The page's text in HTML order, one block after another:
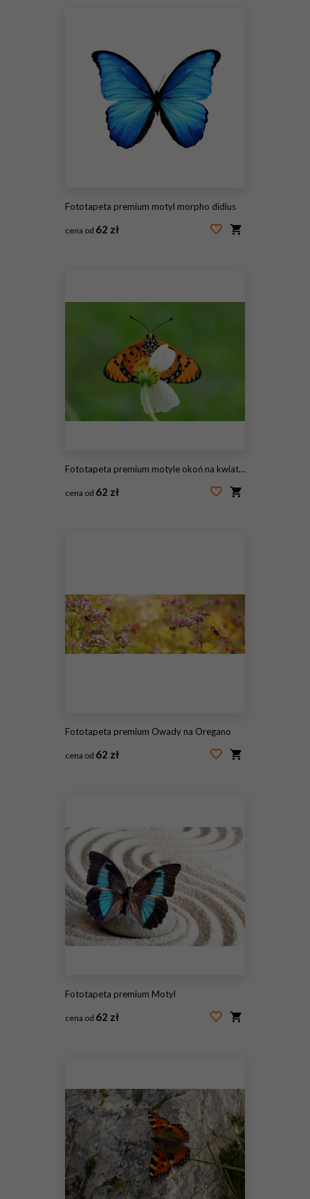
Fototapeta premium motyl morpho didius
cena od 62 zł
Fototapeta premium motyle okoń na kwiatach
cena od 62 zł
Fototapeta premium Owady na Oregano
cena od 62 zł
Fototapeta premium Motyl
cena od 62 zł